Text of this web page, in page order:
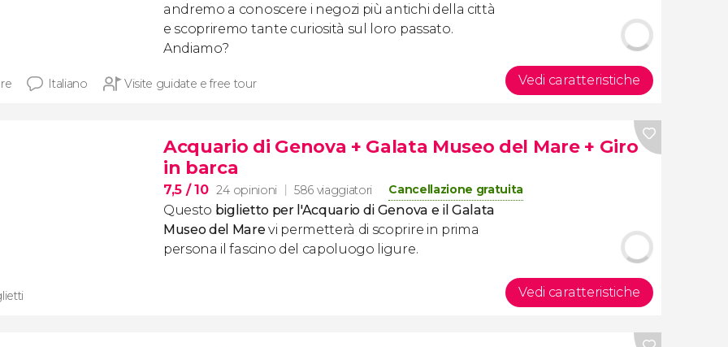
andremo a conoscere i negozi più antichi della città
e scopriremo tante curiosità sul loro passato.
Andiamo?
Italiano Visite guidate e free tour Vedi caratteristiche
Acquario di Genova + Galata Museo del Mare + Giro
in barca
7,5 / 10 24 opinioni 586 viaggiatori Cancellazione gratuita
Questo biglietto per l'Acquario di Genova e il Galata
Museo del Mare vi permetterà di scoprire in prima
persona il fascino del capoluogo ligure.
Vedi caratteristiche